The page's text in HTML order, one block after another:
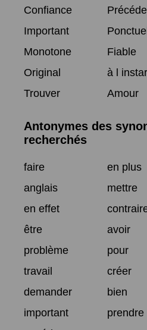
Confiance
Important
Monotone
Fiable
Original
à l instar
Trouver
Amour
Antonymes des
recherchés
faire
en plus
anglais
mettre
en effet
être
avoir
problème
pour
travail
créer
demander
bien
important
prendre